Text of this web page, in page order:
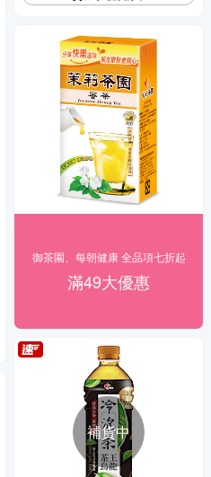
御茶園、每朝健康 全品項七折起
滿49大優惠
補貨中